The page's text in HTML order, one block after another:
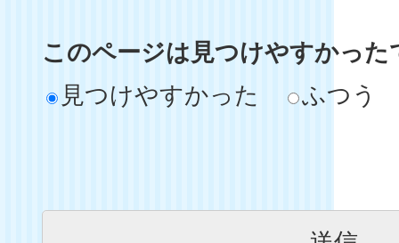
このページは見つけやすかった
見つけやすかった
ふつう